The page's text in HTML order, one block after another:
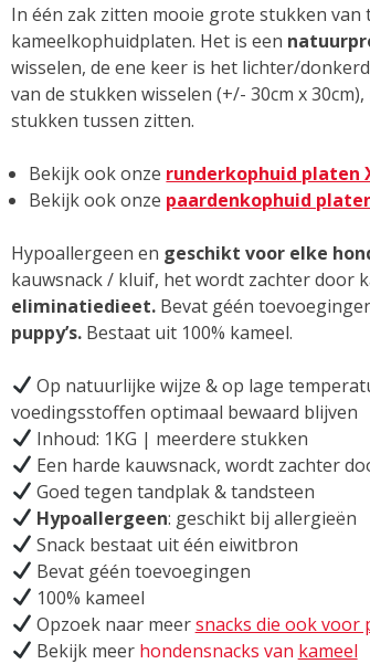
In één zak zitten mooie grote stukken van
kameelkophuidplaten. Het is een
wisselen, de ene keer is het lichter/
van de stukken wisselen (+/- 30cm x
stukken tussen zitten.
Bekijk ook onze runderkophuid platen
Bekijk ook onze paardenkophuid
Hypoallergeen en geschikt voor elke
kauwsnack / kluif, het wordt zachter door
eliminatiedieet. Bevat géén
puppy’s. Bestaat uit 100% kameel.
Op natuurlijke wijze & op lage
voedingsstoffen optimaal bewaard blijven
Inhoud: 1KG | meerdere stukken
Een harde kauwsnack, wordt zachter
Goed tegen tandplak & tandsteen
Hypoallergeen: geschikt bij allergieën
Snack bestaat uit één eiwitbron
Bevat géén toevoegingen
100% kameel
Opzoek naar meersnacks die ook voor
Bekijk meer hondensnacks van kameel